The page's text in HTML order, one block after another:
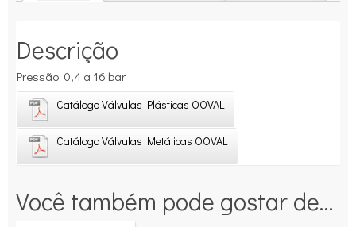
Descrição
Pressão: 0,4 a 16 bar
Catálogo Válvulas Plásticas OOVAL
Catálogo Válvulas Metálicas OOVAL
Você também pode gostar de…